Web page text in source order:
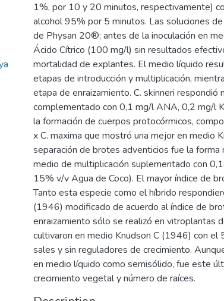
1%, por 10 y 20 minutos, respectivamente)
alcohol 95% por 5 minutos. Las soluciones
de Physan 20®; antes de la inoculación en
Ácido Cítrico (100 mg/l) sin resultados
mortalidad de explantes. El medio líquido
etapas de introducción y multiplicación,
etapa de enraizamiento. C. skinneri
complementado con 0,1 mg/l ANA, 0,2 mg/l
la formación de cuerpos protocórmicos,
x C. maxima que mostró una mejor en medio
separación de brotes adventicios fue la
medio de multiplicación suplementado con
15% v/v Agua de Coco). El mayor índice de
Tanto esta especie como el híbrido
(1946) modificado de acuerdo al índice de
enraizamiento sólo se realizó en vitroplantas
cultivaron en medio Knudson C (1946) con el
sales y sin reguladores de crecimiento.
en medio líquido como semisólido, fue este
crecimiento vegetal y número de raíces.